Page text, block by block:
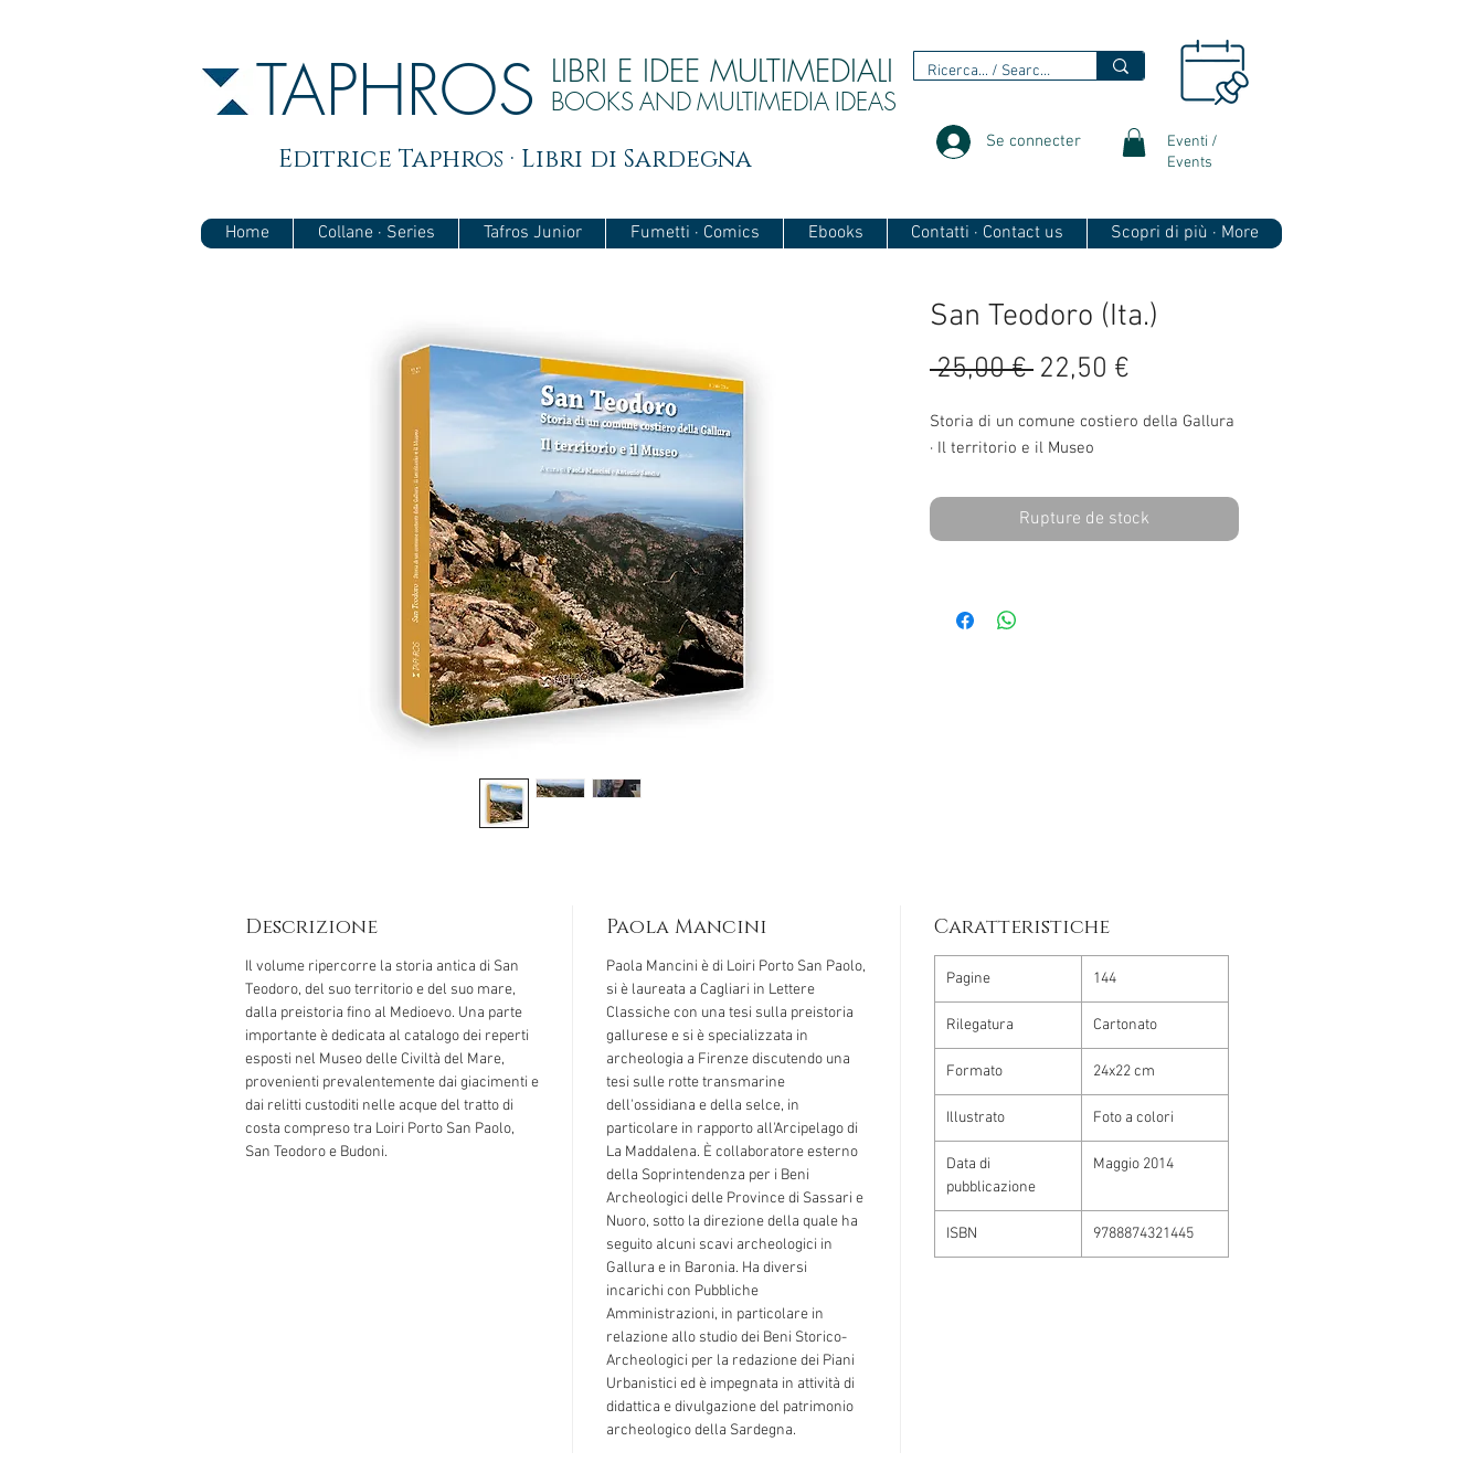
TAPHROS LIBRI E IDEE MULTIMEDIALI
BOOKS ANDMULTIMEDIA IDEAS
Editrice Taphros · Libri di Sardegna
Se connecter
Eventi /
Events
Home Collane · Series Tafros Junior Fumetti · Comics Ebooks Contatti · Contact us Scopri di più · More
San Teodoro (Ita.)
25,00 € Prix
22,50 €
Storia di un comune costiero della Gallura
· Il territorio e il Museo
Rupture de stock
Descrizione
Il volume ripercorre la storia antica di San
Teodoro, del suo territorio e del suo mare,
dalla preistoria fino al Medioevo. Una parte
importante è dedicata al catalogo dei reperti
esposti nel Museo delle Civiltà del Mare,
provenienti prevalentemente dai giacimenti e
dai relitti custoditi nelle acque del tratto di
costa compreso tra Loiri Porto San Paolo,
San Teodoro e Budoni.
Paola Mancini
Paola Mancini è di Loiri Porto San Paolo,
si è laureata a Cagliari in Lettere
Classiche con una tesi sulla preistoria
gallurese e si è specializzata in
archeologia a Firenze discutendo una
tesi sulle rotte transmarine
dell'ossidiana e della selce, in
particolare in rapporto all'Arcipelago di
La Maddalena. È collaboratore esterno
della Soprintendenza per i Beni
Archeologici delle Province di Sassari e
Nuoro, sotto la direzione della quale ha
seguito alcuni scavi archeologici in
Gallura e in Baronia. Ha diversi
incarichi con Pubbliche
Amministrazioni, in particolare in
relazione allo studio dei Beni Storico-
Archeologici per la redazione dei Piani
Urbanistici ed è impegnata in attività di
didattica e divulgazione del patrimonio
archeologico della Sardegna.
Caratteristiche
Pagine 144
Rilegatura Cartonato
Formato 24x22 cm
Illustrato Foto a colori
Data di
pubblicazione
Maggio 2014
ISBN 9788874321445